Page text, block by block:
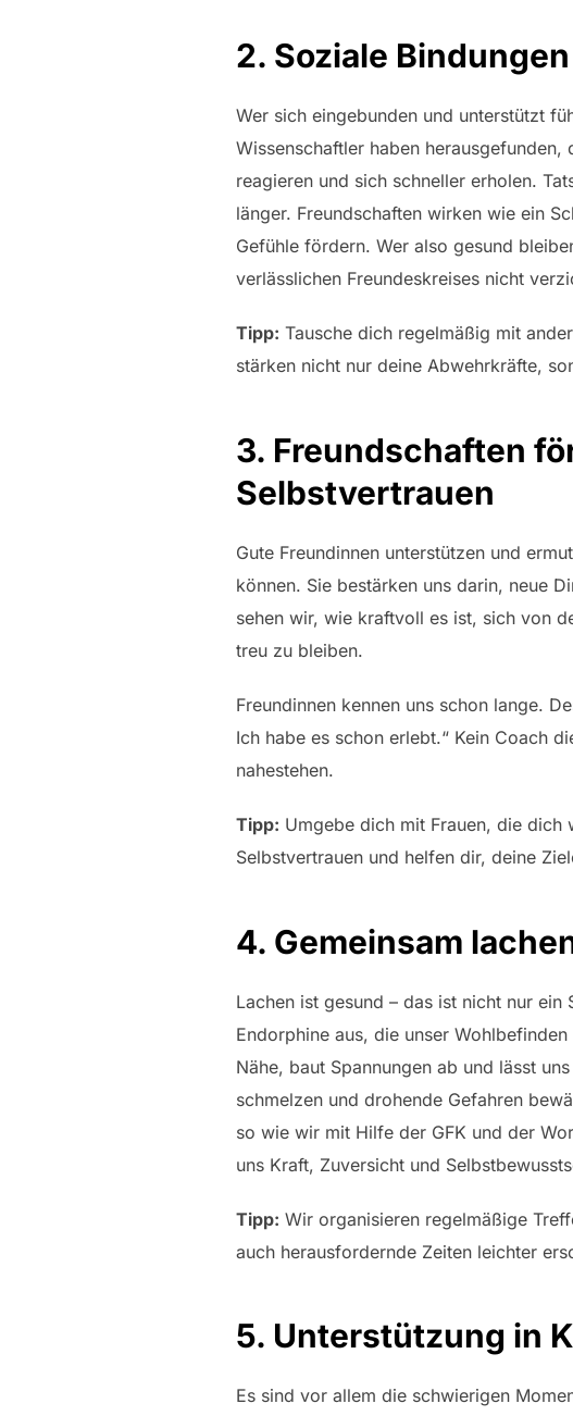
2. Soziale
Wer sich eingebunden und unterstützt
Wissenschaftler haben
reagieren und sich schneller erholen.
länger. Freundschaften wirken wie ein
Gefühle fördern. Wer also gesund
verlässlichen Freundeskreises nicht
Tipp: Tausche dich regelmäßig mit
stärken nicht nur deine Abwehrkräfte,
3. Freundschaften
Selbstvertrauen
Gute Freundinnen unterstützen und
können. Sie bestärken uns darin, neue
sehen wir, wie kraftvoll es ist, sich von
treu zu bleiben.
Freundinnen kennen uns schon lange.
Ich habe es schon erlebt.“ Kein Coach
nahestehen.
Tipp: Umgebe dich mit Frauen, die dich
Selbstvertrauen und helfen dir, deine
4. Gemeinsam
Lachen ist gesund – das ist nicht nur
Endorphine aus, die unser
Nähe, baut Spannungen ab und lässt
schmelzen und drohende Gefahren
so wie wir mit Hilfe der GFK und der
uns Kraft, Zuversicht und
Tipp: Wir organisieren regelmäßige
auch herausfordernde Zeiten leichter
5. Unterstützung in
Es sind vor allem die schwierigen